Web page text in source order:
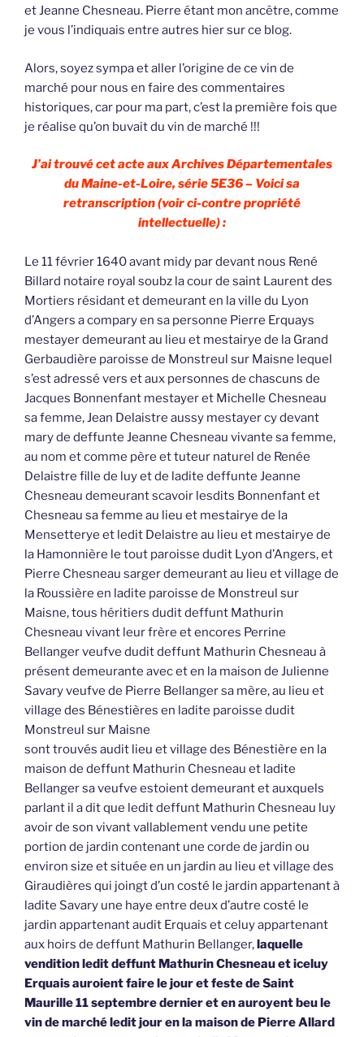
et Jeanne Chesneau. Pierre étant mon ancêtre, comme
je vous l’indiquais entre autres hier sur ce blog.
Alors, soyez sympa et aller l’origine de ce vin de
marché pour nous en faire des commentaires
historiques, car pour ma part, c’est la première fois que
je réalise qu’on buvait du vin de marché !!!
J’ai trouvé cet acte aux Archives Départementales
du Maine-et-Loire, série 5E36 – Voici sa
retranscription (voir ci-contre propriété
intellectuelle) :
Le 11 février 1640 avant midy par devant nous René
Billard notaire royal soubz la cour de saint Laurent des
Mortiers résidant et demeurant en la ville du Lyon
d’Angers a compary en sa personne Pierre Erquays
mestayer demeurant au lieu et mestairye de la Grand
Gerbaudière paroisse de Monstreul sur Maisne lequel
s’est adressé vers et aux personnes de chascuns de
Jacques Bonnenfant mestayer et Michelle Chesneau
sa femme, Jean Delaistre aussy mestayer cy devant
mary de deffunte Jeanne Chesneau vivante sa femme,
au nom et comme père et tuteur naturel de Renée
Delaistre fille de luy et de ladite deffunte Jeanne
Chesneau demeurant scavoir lesdits Bonnenfant et
Chesneau sa femme au lieu et mestairye de la
Mensetterye et ledit Delaistre au lieu et mestairye de
la Hamonnière le tout paroisse dudit Lyon d’Angers, et
Pierre Chesneau sarger demeurant au lieu et village de
la Roussière en ladite paroisse de Monstreul sur
Maisne, tous héritiers dudit deffunt Mathurin
Chesneau vivant leur frère et encores Perrine
Bellanger veufve dudit deffunt Mathurin Chesneau à
présent demeurante avec et en la maison de Julienne
Savary veufve de Pierre Bellanger sa mère, au lieu et
village des Bénestières en ladite paroisse dudit
Monstreul sur Maisne
sont trouvés audit lieu et village des Bénestière en la
maison de deffunt Mathurin Chesneau et ladite
Bellanger sa veufve estoient demeurant et auxquels
parlant il a dit que ledit deffunt Mathurin Chesneau luy
avoir de son vivant vallablement vendu une petite
portion de jardin contenant une corde de jardin ou
environ size et située en un jardin au lieu et village des
Giraudières qui joingt d’un costé le jardin appartenant à
ladite Savary une haye entre deux d’autre costé le
jardin appartenant audit Erquais et celuy appartenant
aux hoirs de deffunt Mathurin Bellanger,laquelle
vendition ledit deffunt Mathurin Chesneau et iceluy
Erquais auroient faire le jour et feste de Saint
Maurille 11 septembre dernier et en auroyent beu le
vin de marché ledit jour en la maison de Pierre Allard